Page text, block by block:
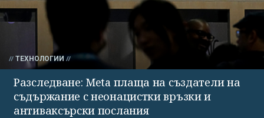
ТЕХНОЛОГИИ
Разследване: Meta плаща на създатели на
съдържание с неонацистки връзки и
антиваксърски послания